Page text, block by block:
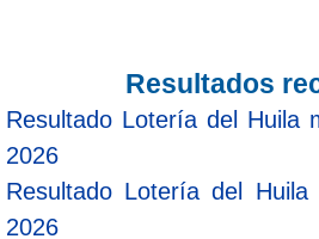
Resultados
Resultado Lotería del Huila
2026
Resultado Lotería del
2026